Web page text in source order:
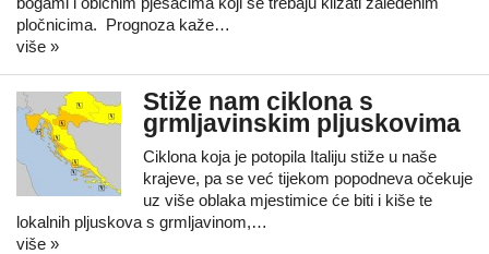
pločnicima. Prognoza kaže…
više »
Stiže nam ciklona s
grmljavinskim pljuskovima
Ciklona koja je potopila Italiju stiže u naše
krajeve, pa se već tijekom popodneva očekuje
uz više oblaka mjestimice će biti i kiše te
lokalnih pljuskova s grmljavinom,…
više »